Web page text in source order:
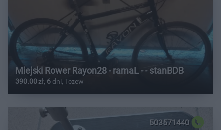
Miejski Rower Rayon28 - ramaL - - stanBDB
390.00 zł, 6 dni, Tczew
503571440